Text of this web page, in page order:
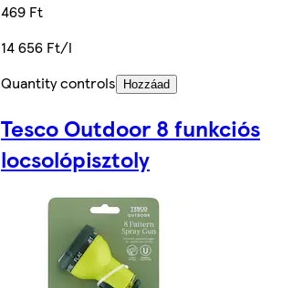
469 Ft
14 656 Ft/l
Quantity controls
Hozzáad
Tesco Outdoor 8 funkciós
locsolópisztoly